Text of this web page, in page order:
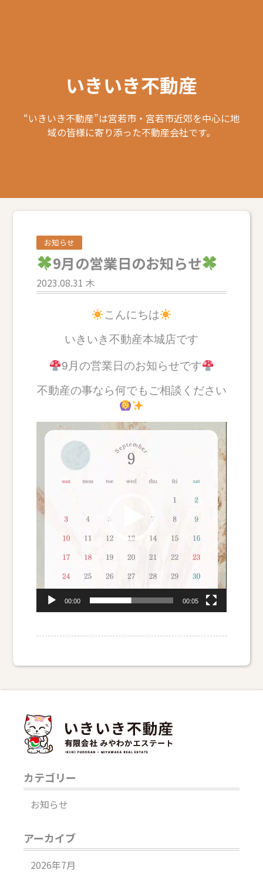
いきいき不動産
“いきいき不動産”は宮若市・宮若市近郊を中心に地
域の皆様に寄り添った不動産会社です。
お知らせ
9月の営業日のお知らせ
2023.08.31 木
こんにちは
いきいき不動産本城店です
9月の営業日のお知らせです
不動産の事なら何でもご相談ください
ー
ヤ
ー
00:00 00:05
カテゴリー
お知らせ
アーカイブ
2026年7月